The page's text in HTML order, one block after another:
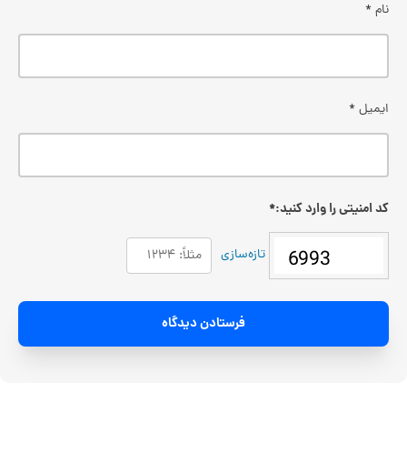
نام*
ایمیل*
کد امنیتی را وارد کنید:*
تازه‌سازی
فرستادن دیدگاه